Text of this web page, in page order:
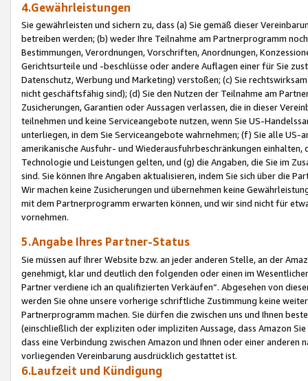
4.Gewährleistungen
Sie gewährleisten und sichern zu, dass (a) Sie gemäß dieser
betreiben werden; (b) weder Ihre Teilnahme am Partnerprogramm
Bestimmungen, Verordnungen, Vorschriften, Anordnungen,
Gerichtsurteile und -beschlüsse oder andere Auflagen einer für Sie
Datenschutz, Werbung und Marketing) verstoßen; (c) Sie
nicht geschäftsfähig sind); (d) Sie den Nutzen der Teilnahme am
Zusicherungen, Garantien oder Aussagen verlassen, die in dieser
teilnehmen und keine Serviceangebote nutzen, wenn Sie US-
unterliegen, in dem Sie Serviceangebote wahrnehmen; (f) Sie alle
amerikanische Ausfuhr- und Wiederausfuhrbeschränkungen
Technologie und Leistungen gelten, und (g) die Angaben, die Sie im
sind. Sie können Ihre Angaben aktualisieren, indem Sie sich über die
Wir machen keine Zusicherungen und übernehmen keine
mit dem Partnerprogramm erwarten können, und wir sind nicht für
vornehmen.
5.Angabe Ihres Partner-Status
Sie müssen auf Ihrer Website bzw. an jeder anderen Stelle, an der
genehmigt, klar und deutlich den folgenden oder einen im
Partner verdiene ich an qualifizierten Verkäufen“. Abgesehen von
werden Sie ohne unsere vorherige schriftliche Zustimmung keine
Partnerprogramm machen. Sie dürfen die zwischen uns und Ihnen
(einschließlich der expliziten oder impliziten Aussage, dass Amazon
dass eine Verbindung zwischen Amazon und Ihnen oder einer
vorliegenden Vereinbarung ausdrücklich gestattet ist.
6.Laufzeit und Kündigung